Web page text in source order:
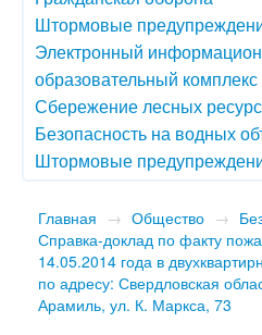
Штормовые
Электронный
образовательный комплекс
Сбережение лесных
Безопасность на водных
Штормовые
Главная → Общество →
Справка-доклад по факту
14.05.2014 года в
по адресу: Свердловская
Арамиль, ул. К. Маркса, 73